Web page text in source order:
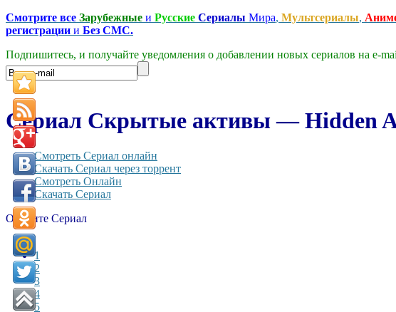
Смотрите все Зарубежные и Русские Сериалы Мира, Мультсериалы,
регистрации и Без СМС.
Подпишитесь, и получайте уведомления о добавлении новых сериалов на e-
Сериал Скрытые активы — Hidden
Смотреть Сериал онлайн
Скачать Сериал через торрент
Смотреть Онлайн
Скачать Сериал
Оцените Сериал
1
2
3
4
5